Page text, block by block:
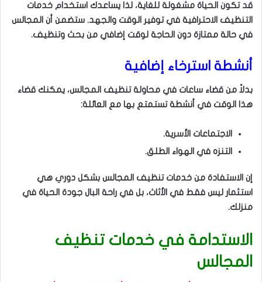
قد تكون الحياة مشغولة للغاية، لذا يساعدك استخدام خدمات
التنظيف الاحترافية في توفير الوقت والجهد. ستضمن أن المجالس
في حالة ممتازة دون الحاجة لوقت إضافي من بحث وتنظيف.
أنشطة استرخاء إضافية
بدلاً من قضاء ساعات في محاولة تنظيف المجالس، يمكنك قضاء
هذا الوقت في أنشطة تستمتع بها مع العائلة:
الاجتماعات الأسرية.
التنزه في الهواء الطلق.
إن الاستفادة من خدمات تنظيف المجالس بشكل دوري هي
استثمار ليس فقط في الأثاث، بل في راحة البال جودة الحياة في
منزلك.
الاستدامة في خدمات تنظيف
المجالس